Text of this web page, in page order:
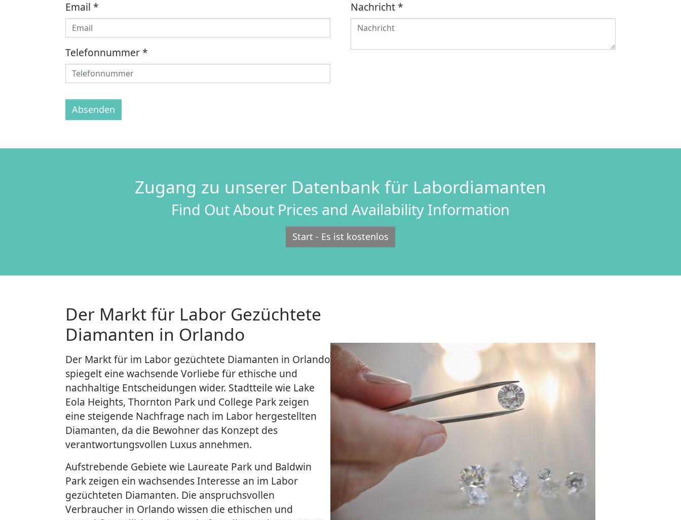
Email *
Telefonnummer*
Nachricht*
Absenden
Zugang zu unserer Datenbank für Labordiamanten
Find Out About Prices and Availability Information
Start - Es ist kostenlos
Der Markt für Labor Gezüchtete
Diamanten in Orlando
Der Markt für im Labor gezüchtete Diamanten in Orlando
spiegelt eine wachsende Vorliebe für ethische und
nachhaltige Entscheidungen wider. Stadtteile wie Lake
Eola Heights, Thornton Park und College Park zeigen
eine steigende Nachfrage nach im Labor hergestellten
Diamanten, da die Bewohner das Konzept des
verantwortungsvollen Luxus annehmen.
Aufstrebende Gebiete wie Laureate Park und Baldwin
Park zeigen ein wachsendes Interesse an im Labor
gezüchteten Diamanten. Die anspruchsvollen
Verbraucher in Orlando wissen die ethischen und